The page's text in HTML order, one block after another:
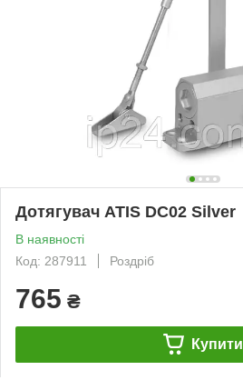
Дотягувач ATIS DC02 Silver
В наявності
Код: 287911
Роздріб
765 ₴
Купити